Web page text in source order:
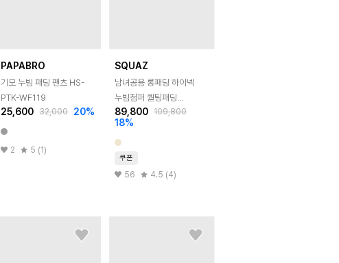
PAPABRO
기모 누빔 패딩 팬츠 HS-
PTK-WF119
25,600 32,000 20%
2 5 (1)
SQUAZ
남녀공용 롱패딩 하이넥
누빔점퍼 퀄팅패딩
SRP001
89,800 109,800
18%
쿠폰
56 4.5 (4)